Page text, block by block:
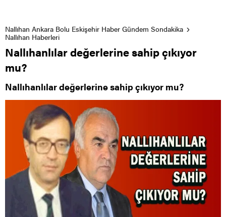
Nallıhan Ankara Bolu Eskişehir Haber Gündem Sondakika
Nallıhan Haberleri
Nallıhanlılar değerlerine sahip çıkıyor
mu?
Nallıhanlılar değerlerine sahip çıkıyor mu?